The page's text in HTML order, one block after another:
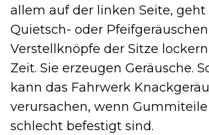
allem auf der linken Seite,
Quietsch- oder
Verstellknöpfe der Sitze
Zeit. Sie erzeugen Geräusche.
kann das Fahrwerk
verursachen, wenn
schlecht befestigt sind.